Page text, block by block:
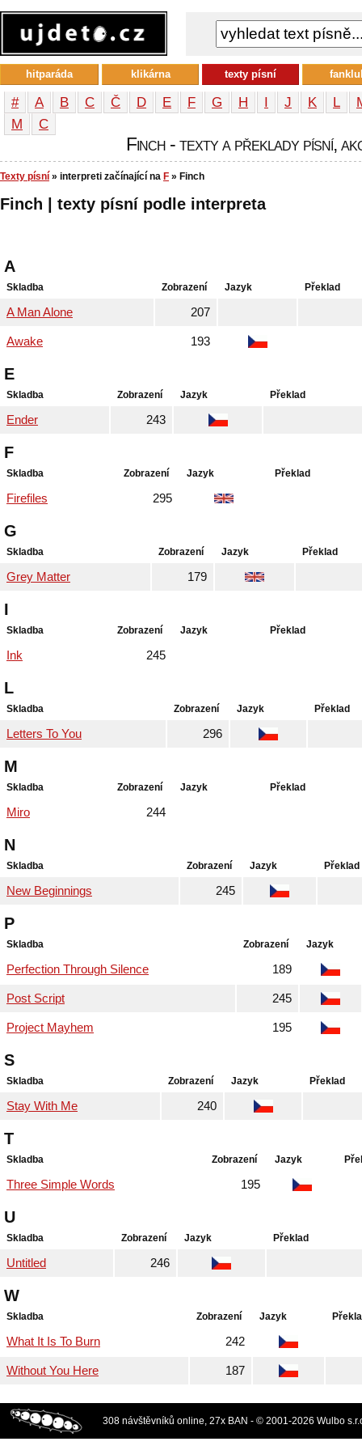
# A B C Č D E F G H I J K L
М
С
Finch - texty a překlady písní,
Texty písní » interpreti začínající na F » Finch
Finch | texty písní podle interpreta
A
Skladba Zobrazení Jazyk Překlad
A Man Alone 207
Awake 193
E
Skladba Zobrazení Jazyk Překlad
Ender 243
F
Skladba Zobrazení Jazyk Překlad
Firefiles 295
G
Skladba Zobrazení Jazyk Překlad
Grey Matter 179
I
Skladba Zobrazení Jazyk Překlad
Ink 245
L
Skladba Zobrazení Jazyk Překlad
Letters To You 296
M
Skladba Zobrazení Jazyk Překlad
Miro 244
N
Skladba Zobrazení Jazyk Překlad
New Beginnings 245
P
Skladba Zobrazení Jazyk
Perfection Through Silence 189
Post Script 245
Project Mayhem 195
S
Skladba Zobrazení Jazyk Překlad
Stay With Me 240
T
Skladba Zobrazení Jazyk
Three Simple Words 195
U
Skladba Zobrazení Jazyk Překlad
Untitled 246
W
Skladba Zobrazení Jazyk
What It Is To Burn 242
Without You Here 187
hitparáda klikárna texty písní
308 návštěvníků online, 27x BAN - © 2001-2026 Wulbo